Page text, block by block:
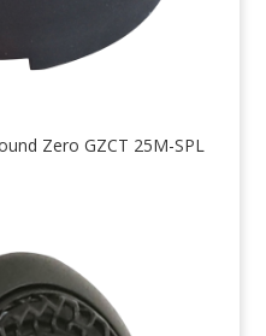
Zero GZCT 25M-SPL